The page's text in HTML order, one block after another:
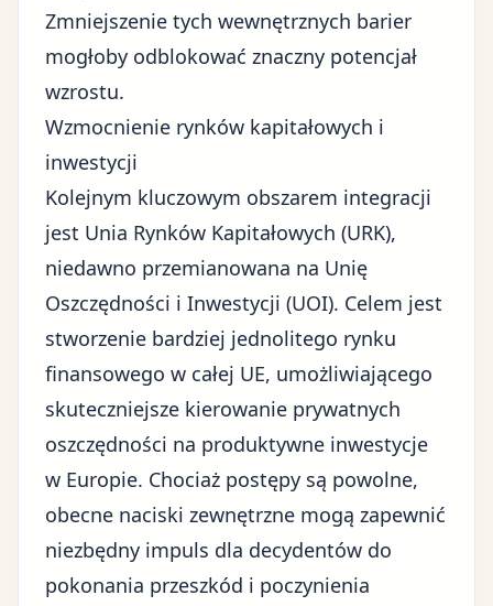
Zmniejszenie tych wewnętrznych barier
mogłoby odblokować znaczny potencjał
wzrostu.
Wzmocnienie rynków kapitałowych i
inwestycji
Kolejnym kluczowym obszarem integracji
jest Unia Rynków Kapitałowych (URK),
niedawno przemianowana na Unię
Oszczędności i Inwestycji (UOI). Celem jest
stworzenie bardziej jednolitego rynku
finansowego w całej UE, umożliwiającego
skuteczniejsze kierowanie prywatnych
oszczędności na produktywne inwestycje
w Europie. Chociaż postępy są powolne,
obecne naciski zewnętrzne mogą zapewnić
niezbędny impuls dla decydentów do
pokonania przeszkód i poczynienia